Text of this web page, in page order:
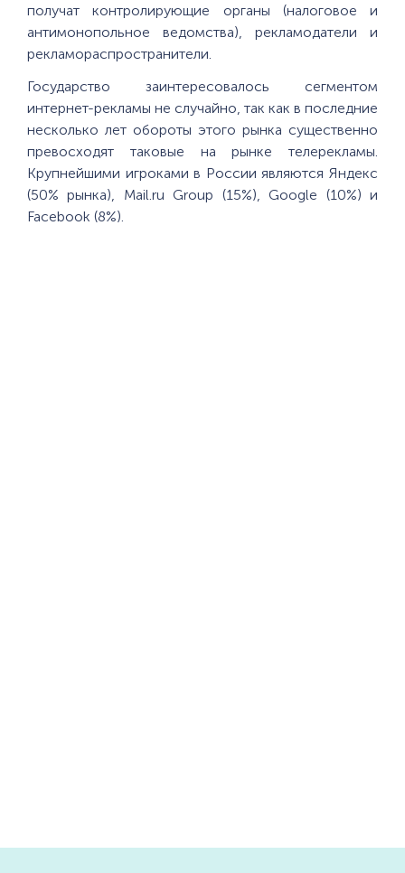
получат контролирующие органы (налоговое и
антимонопольное ведомства), рекламодатели и
рекламораспространители.
Государство заинтересовалось сегментом
интернет-рекламы не случайно, так как в последние
несколько лет обороты этого рынка существенно
превосходят таковые на рынке телерекламы.
Крупнейшими игроками в России являются Яндекс
(50% рынка), Mail.ru Group (15%), Google (10%) и
Facebook (8%).